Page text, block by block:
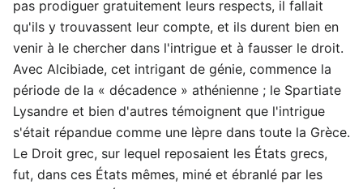
pas prodiguer gratuitement leurs respects, il fallait
qu'ils y trouvassent leur compte, et ils durent bien en
venir à le chercher dans l'intrigue et à fausser le droit.
Avec Alcibiade, cet intrigant de génie, commence la
période de la « décadence » athénienne ; le Spartiate
Lysandre et bien d'autres témoignent que l'intrigue
s'était répandue comme une lèpre dans toute la Grèce.
Le Droit grec, sur lequel reposaient les États grecs,
fut, dans ces États mêmes, miné et ébranlé par les